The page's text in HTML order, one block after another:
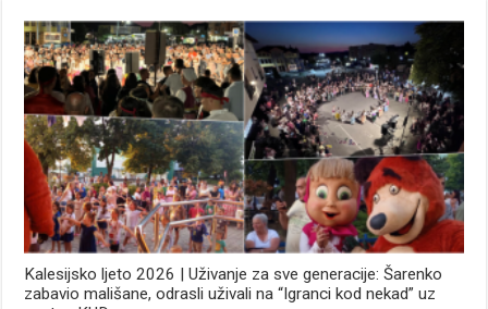
Kalesijsko ljeto 2026 | Uživanje za sve generacije: Šarenko
zabavio mališane, odrasli uživali na “Igranci kod nekad” uz